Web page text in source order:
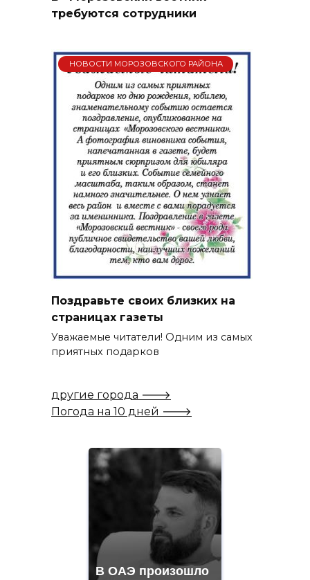
требуются сотрудники
НОВОСТИ МОРОЗОВСКОГО РАЙОНА
Поздравьте своих близких на
страницах газеты
Уважаемые читатели! Одним из самых
приятных подарков
другие города 🡒
Погода на 10 дней 🡒
В ОАЭ произошло